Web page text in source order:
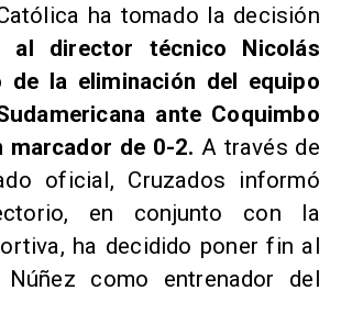
ha tomado la decisión
al director técnico Nicolás
de la eliminación del equipo
ante Coquimbo
marcador de 0-2. A través de
oficial, Cruzados informó
en conjunto con la
ha decidido poner fin al
como entrenador del